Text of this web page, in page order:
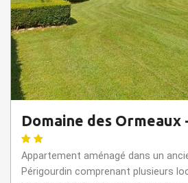
Domaine des Ormeaux
Appartement aménagé dans un
Périgourdin comprenant plusieurs